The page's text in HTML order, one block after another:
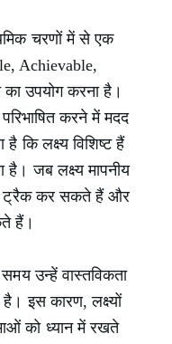
चरणों में से एक
Achievable,
उपयोग करना है।
करने में मदद
कि लक्ष्य विशिष्ट हैं
जब लक्ष्य मापनीय
ट्रैक कर सकते हैं और
हैं।
उन्हें वास्तविकता
इस कारण, लक्ष्यों
को ध्यान में रखते